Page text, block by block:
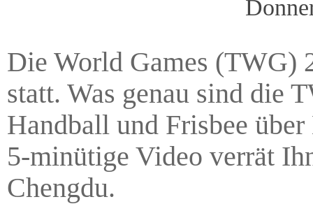
Die World Games (TWG)
statt. Was genau sind die
Handball und Frisbee
5-minütige Video verrät
Chengdu.